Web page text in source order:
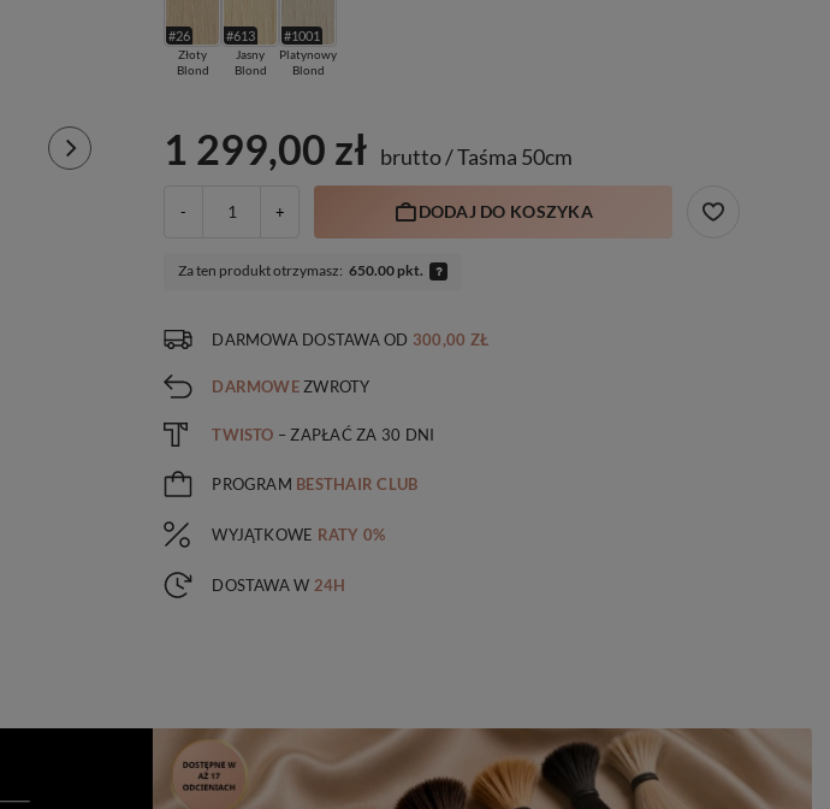
#26
Złoty
Blond
#613
Jasny
Blond
#1001
Platynowy
Blond
1 299,00 zł brutto/Taśma 50cm
- + DODAJ DO KOSZYKA
Za ten produkt otrzymasz: 650.00 pkt.
DARMOWA DOSTAWAOD 300,00 ZŁ
DARMOWEZWROTY
TWISTO – ZAPŁAĆ ZA 30 DNI
PROGRAM BESTHAIR CLUB
WYJĄTKOWE RATY 0%
DOSTAWA W 24H